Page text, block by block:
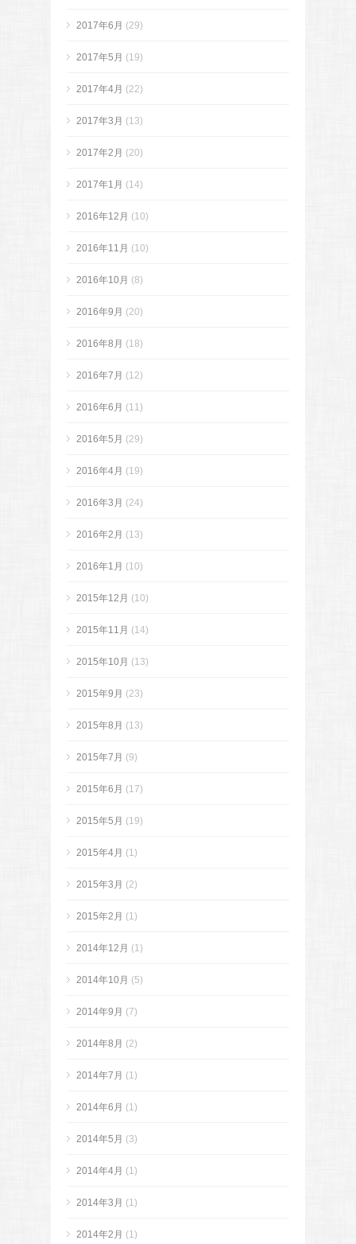
2017年6月 (29)
2017年5月 (19)
2017年4月 (22)
2017年3月 (13)
2017年2月 (20)
2017年1月 (14)
2016年12月 (10)
2016年11月 (10)
2016年10月 (8)
2016年9月 (20)
2016年8月 (18)
2016年7月 (12)
2016年6月 (11)
2016年5月 (29)
2016年4月 (19)
2016年3月 (24)
2016年2月 (13)
2016年1月 (10)
2015年12月 (10)
2015年11月 (14)
2015年10月 (13)
2015年9月 (23)
2015年8月 (13)
2015年7月 (9)
2015年6月 (17)
2015年5月 (19)
2015年4月 (1)
2015年3月 (2)
2015年2月 (1)
2014年12月 (1)
2014年10月 (5)
2014年9月 (7)
2014年8月 (2)
2014年7月 (1)
2014年6月 (1)
2014年5月 (3)
2014年4月 (1)
2014年3月 (1)
2014年2月 (1)